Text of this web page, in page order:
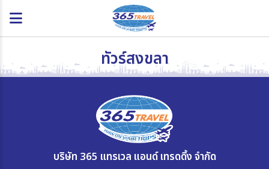
ทัวร์สงขลา
บริษัท 365 แทรเวล แอนด์ เทรดดิ้ง จำกัด